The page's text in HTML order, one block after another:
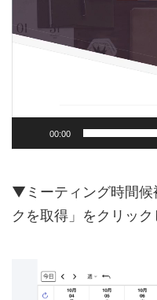
00:00
▼ミーティング時間候
クを取得」をクリック